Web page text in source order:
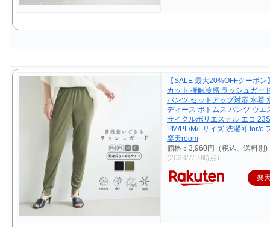
【SALE 最大20%OFFクーポン
カット 接触冷感 ラッシュガー
パンツ セットアップ対応 水着
ディース ボトムス パンツ ウエ
サイクルポリエステル エコ
PM/PL/M/Lサイズ 洗濯可 for/c
楽天room
価格：3,960円（税込、送料別)
(2023/7/10時点)
楽